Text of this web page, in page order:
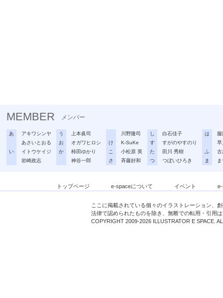
MEMBER メンバー
あ
アキワシンヤ
あさいとおる
い
イトウケイジ
岩崎政志
う
上本眞司
お
オガワヒロシ
か
柿田ゆかり
神谷一郎
川野隆司
け
K-SuKe
こ
小松原 英
さ
斉藤好和
し
白石佳子
す
すがのやすのり
た
田川 秀樹
つ
つぼいひろき
は
早
ふ
古
ま
トップページ e-spaceについて イベント
ここに掲載されている個々のイラストレーション、
法律で認められたものを除き、無断での転用・引用
COPYRIGHT 2009-2026 ILLUSTRATOR E SPACE.